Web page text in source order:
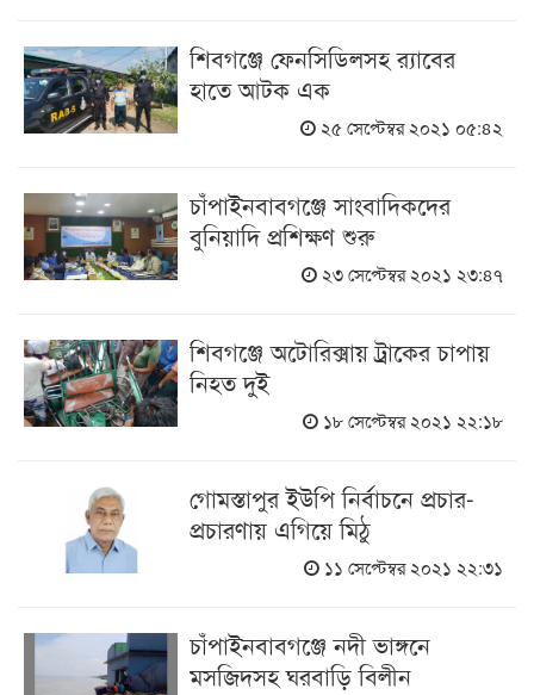
শিবগঞ্জে ফেনসিডিলসহ র‌্যাবের
হাতে আটক এক
২৫ সেপ্টেম্বর ২০২১ ০৫:৪২
চাঁপাইনবাবগঞ্জে সাংবাদিকদের
বুনিয়াদি প্রশিক্ষণ শুরু
২৩ সেপ্টেম্বর ২০২১ ২৩:৪৭
শিবগঞ্জে অটোরিক্সায় ট্রাকের চাপায়
নিহত দুই
১৮ সেপ্টেম্বর ২০২১ ২২:১৮
গোমস্তাপুর ইউপি নির্বাচনে প্রচার-
প্রচারণায় এগিয়ে মিঠু
১১ সেপ্টেম্বর ২০২১ ২২:৩১
চাঁপাইনবাবগঞ্জে নদী ভাঙ্গনে
মসজিদসহ ঘরবাড়ি বিলীন